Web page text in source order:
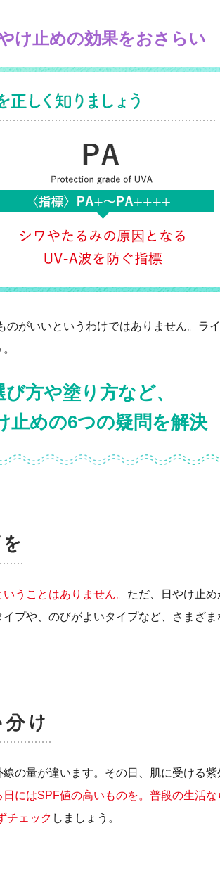
け止めの効果をおさらい
がいいというわけではありません。ラ
び方や塗り方など、
止めの6つの疑問を解決
うことはありません。 ただ、日やけ止
プや、のびがよいタイプなど、さまざ
の量が違います。その日、肌に受ける
にはSPF値の高いものを。普段の生活
チェック しましょう。